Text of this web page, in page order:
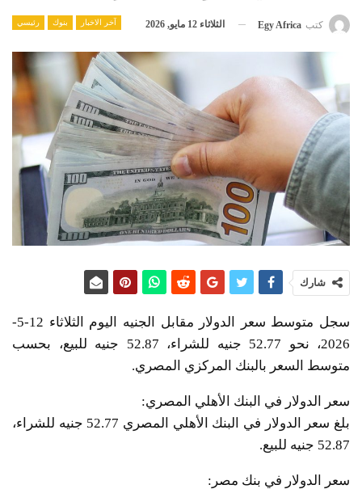
آخر الاخبار بنوك رئيسي كتب Egy Africa الثلاثاء 12 مايو, 2026
شارك
سجل متوسط سعر الدولار مقابل الجنيه اليوم الثلاثاء 12-5-
2026، نحو 52.77 جنيه للشراء، 52.87 جنيه للبيع، بحسب
متوسط السعر بالبنك المركزي المصري.
سعر الدولار في البنك الأهلي المصري:
بلغ سعر الدولار في البنك الأهلي المصري 52.77 جنيه للشراء،
52.87 جنيه للبيع.
سعر الدولار في بنك مصر: